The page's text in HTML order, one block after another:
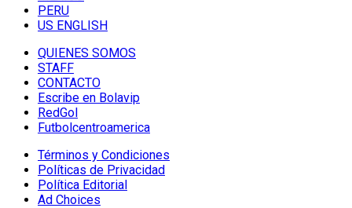
PERU
US ENGLISH
QUIENES SOMOS
STAFF
CONTACTO
Escribe en Bolavip
RedGol
Futbolcentroamerica
Términos y Condiciones
Políticas de Privacidad
Política Editorial
Ad Choices